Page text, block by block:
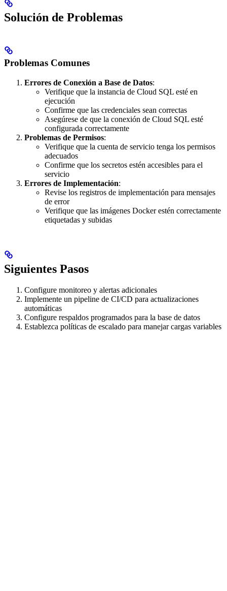
Solución de Problemas
Problemas Comunes
Errores de Conexión a Base de Datos:
Verifique que la instancia de Cloud SQL esté en
ejecución
Confirme que las credenciales sean correctas
Asegúrese de que la conexión de Cloud SQL esté
configurada correctamente
Problemas de Permisos:
Verifique que la cuenta de servicio tenga los permisos
adecuados
Confirme que los secretos estén accesibles para el
servicio
Errores de Implementación:
Revise los registros de implementación para mensajes
de error
Verifique que las imágenes Docker estén correctamente
etiquetadas y subidas
Siguientes Pasos
Configure monitoreo y alertas adicionales
Implemente un pipeline de CI/CD para actualizaciones
automáticas
Configure respaldos programados para la base de datos
Establezca políticas de escalado para manejar cargas variables